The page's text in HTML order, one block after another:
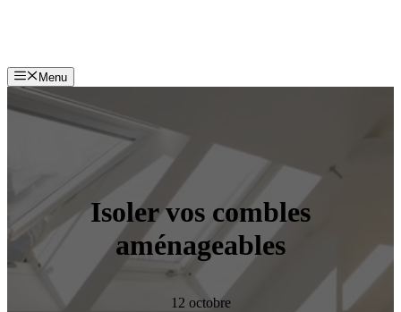
Menu
Isoler vos combles
aménageables
12 octobre